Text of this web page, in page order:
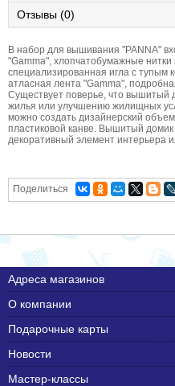
Отзывы (0)
В набор для вышивания "PANNA"
"Gamma", хлопчатобумажные
специализированная игла с тупым
атласная лента "Gamma",
Существует поверье, что вышитый
жилья или улучшению жилищных
можно создать дизайнерский
пластиковой канве. Вышитый домик
декоративный элемент интерьера
Поделиться
Адреса магазинов
О компании
Подарочные карты
Новости
Мастер-классы